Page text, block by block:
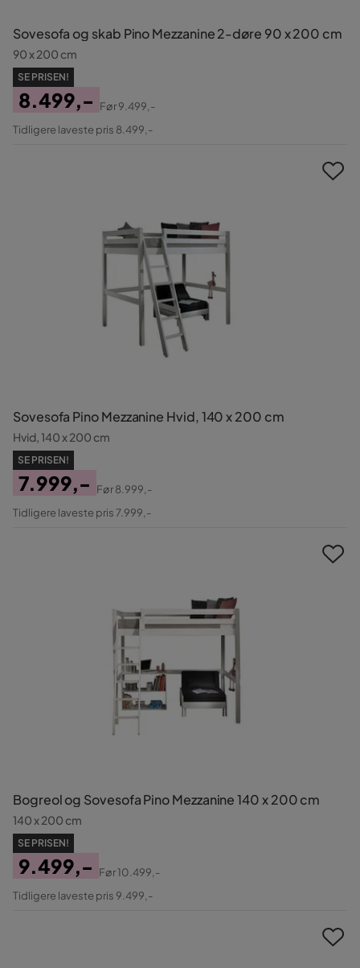
Sovesofa og skab Pino Mezzanine 2-døre 90 x 200 cm
90 x 200 cm
SE PRISEN!
Pris
8.499,-
Original
Før9.499,-
Tidligere laveste pris 8.499,-
Sovesofa Pino Mezzanine Hvid, 140 x 200 cm
Hvid, 140 x 200 cm
SE PRISEN!
Pris
7.999,-
Original
Før8.999,-
Tidligere laveste pris 7.999,-
Bogreol og Sovesofa Pino Mezzanine 140 x 200 cm
140 x 200 cm
SE PRISEN!
Pris
9.499,-
Original
Før10.499,-
Tidligere laveste pris 9.499,-